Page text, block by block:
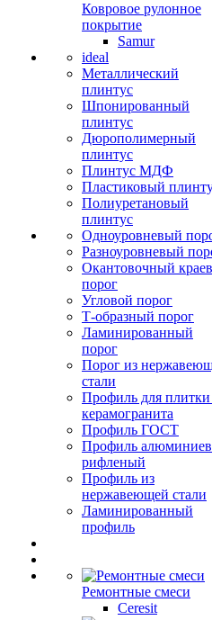
Ковровое рулонное
покрытие
Samur
ideal
Металлический
плинтус
Шпонированный
плинтус
Дюрополимерный
плинтус
Плинтус МДФ
Пластиковый
Полиуретановый
плинтус
Одноуровневый
Разноуровневый
Окантовочный
порог
Угловой порог
Т-образный порог
Ламинированный
порог
Порог из
стали
Профиль для
керамогранита
Профиль ГОСТ
Профиль
рифленый
Профиль из
нержавеющей стали
Ламинированный
профиль
Ремонтные смеси
Ceresit